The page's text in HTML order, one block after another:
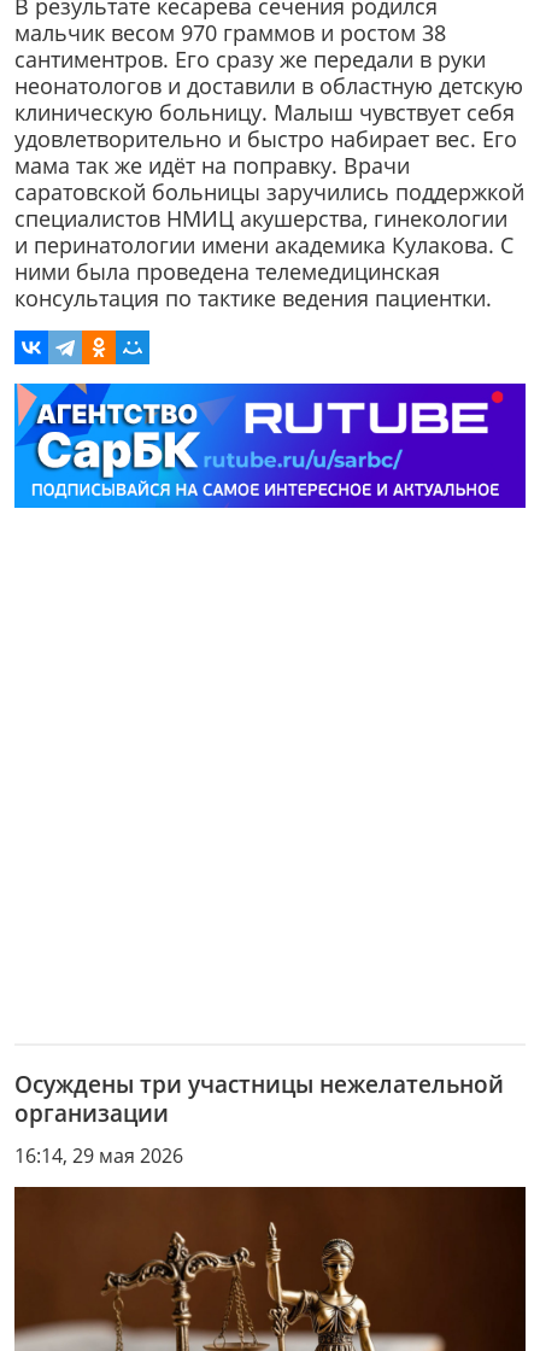
В результате кесарева сечения родился
мальчик весом 970 граммов и ростом 38
сантиментров. Его сразу же передали в руки
неонатологов и доставили в областную детскую
клиническую больницу. Малыш чувствует себя
удовлетворительно и быстро набирает вес. Его
мама так же идёт на поправку. Врачи
саратовской больницы заручились поддержкой
специалистов НМИЦ акушерства, гинекологии
и перинатологии имени академика Кулакова. С
ними была проведена телемедицинская
консультация по тактике ведения пациентки.
Осуждены три участницы нежелательной
организации
16:14, 29 мая 2026